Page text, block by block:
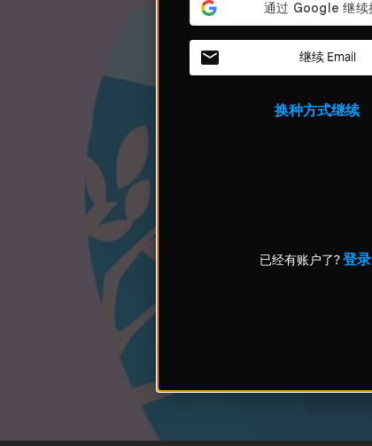
继续 Email
换种方式继续
已经有账户了?登录